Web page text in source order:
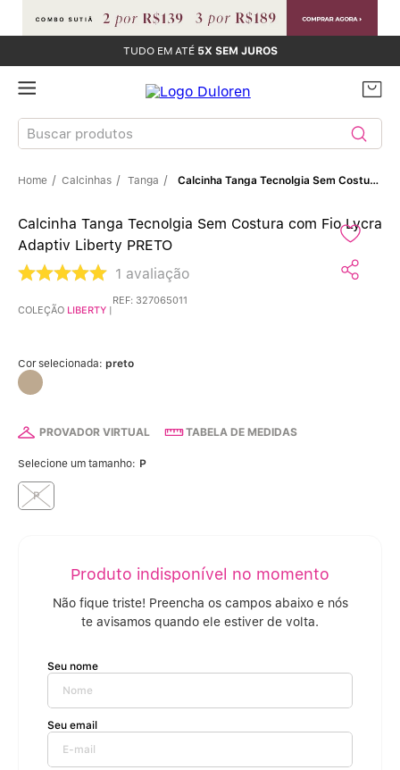
TUDO EM ATÉ 5X SEM JUROS
Buscar produtos
Calcinhas Tanga Calcinha Tanga Tecnolgia Sem Costura Com Fio Lycra Adaptiv Liberty PRETO
Calcinha Tanga Tecnolgia Sem Costura com Fio Lycra
Adaptiv Liberty PRETO
1 avaliação
COLEÇÃO LIBERTY |
REF: 327065011
Cor selecionada: preto
PROVADOR VIRTUAL TABELA DE MEDIDAS
Selecione um tamanho: P
P
TERMOS MAIS BUSCADOS
1º Sutiãs
2º Calcinhas
3 º Sutiã Bojo
4º Conjunto
Sutiã Sustentação
Sutiã Bojo Aro